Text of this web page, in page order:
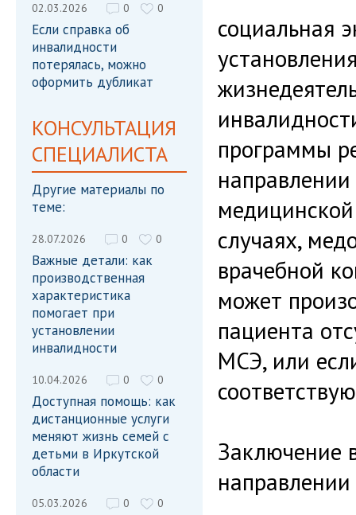
02.03.2026 0 0
Если справка об
инвалидности
потерялась, можно
оформить дубликат
КОНСУЛЬТАЦИЯ
СПЕЦИАЛИСТА
Другие материалы по
теме:
28.07.2026 0 0
Важные детали: как
производственная
характеристика
помогает при
установлении
инвалидности
10.04.2026 0 0
Доступная помощь: как
дистанционные услуги
меняют жизнь семей с
детьми в Иркутской
области
05.03.2026 0 0
социальная
программы
случаях,
врачебной
может
пациента
МСЭ, или
Заключение